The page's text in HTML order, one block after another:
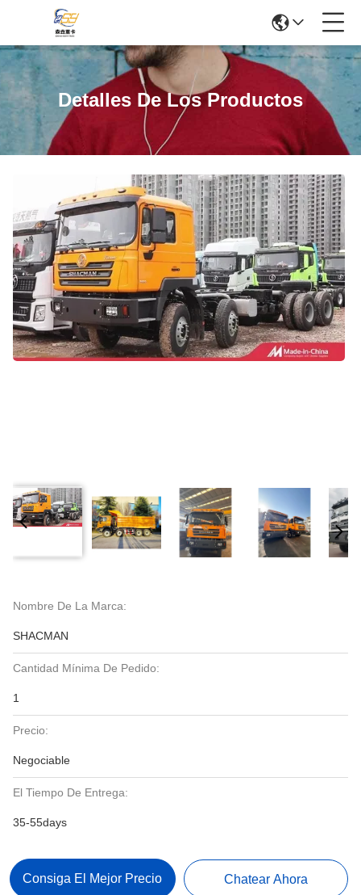
Detalles De Los Productos
Nombre De La Marca:
SHACMAN
Cantidad Mínima De Pedido:
1
Precio:
Negociable
El Tiempo De Entrega:
35-55days
Consiga El Mejor Precio Chatear Ahora